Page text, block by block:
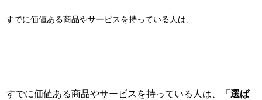
すでに価値ある商品やサービスを持っている人は、
すでに価値ある商品やサービスを持っている人は、
「選ば